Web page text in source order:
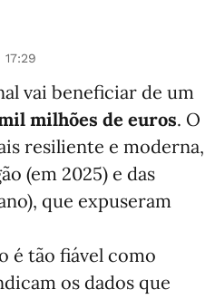
vai beneficiar de um
milhões de euros. O
resiliente e moderna,
(em 2025) e das
que expuseram
é tão fiável como
os dados que